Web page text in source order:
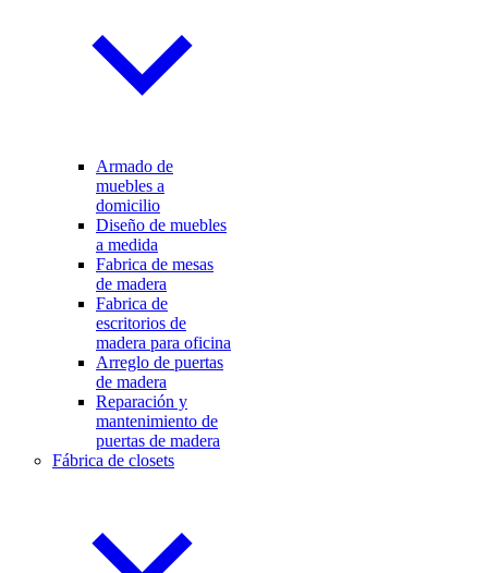
Armado de
muebles a
domicilio
Diseño de muebles
a medida
Fabrica de mesas
de madera
Fabrica de
escritorios de
madera para oficina
Arreglo de puertas
de madera
Reparación y
mantenimiento de
puertas de madera
Fábrica de closets